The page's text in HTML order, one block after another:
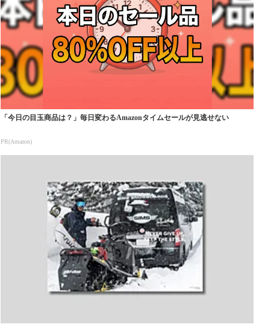
「今日の目玉商品は？」毎日変わるAmazonタイムセールが見逃せない
PR(Amazon)